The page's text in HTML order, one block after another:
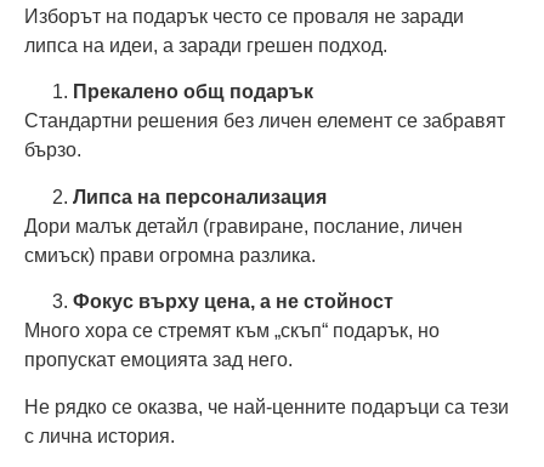
Изборът на подарък често се проваля не заради
липса на идеи, а заради грешен подход.
Прекалено общ подарък
Стандартни решения без личен елемент се забравят
бързо.
Липса на персонализация
Дори малък детайл (гравиране, послание, личен
смиъск) прави огромна разлика.
Фокус върху цена, а не стойност
Много хора се стремят към „скъп“ подарък, но
пропускат емоцията зад него.
Не рядко се оказва, че най-ценните подаръци са тези
с лична история.